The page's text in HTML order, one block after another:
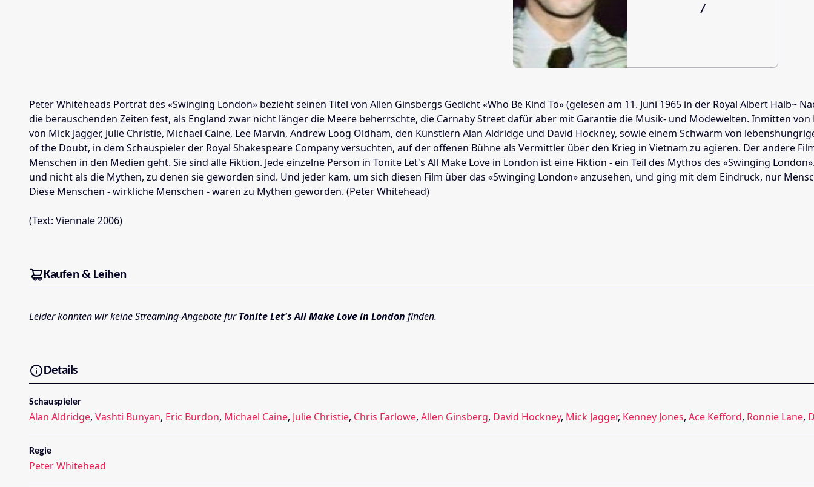
/
Peter Whiteheads Porträt des «Swinging London» bezieht seinen Titel von Allen Ginsbergs Gedicht «Who Be Kind To» (gelesen am 11. Juni 1965 in der Royal Albert Halb~
die berauschenden Zeiten fest, als England zwar nicht länger die Meere beherrschte, die Carnaby Street dafür aber mit Garantie die Musik- und Modewelten. Inmitten
von Mick Jagger, Julie Christie, Michael Caine, Lee Marvin, Andrew Loog Oldham, den Künstlern Alan Aldridge und David Hockney, sowie einem Schwarm von
of the Doubt, in dem Schauspieler der Royal Shakespeare Company versuchten, auf der offenen Bühne als Vermittler über den Krieg in Vietnam zu agieren. Der andere
Menschen in den Medien geht. Sie sind alle Fiktion. Jede einzelne Person in Tonite Let's All Make Love in London ist eine Fiktion - ein Teil des Mythos des «Swinging
und nicht als die Mythen, zu denen sie geworden sind. Und jeder kam, um sich diesen Film über das «Swinging London» anzusehen, und ging mit dem Eindruck, nur
Diese Menschen - wirkliche Menschen - waren zu Mythen geworden. (Peter Whitehead)
(Text: Viennale 2006)
Kaufen & Leihen
Leider konnten wir keine Streaming-Angebote fürTonite Let's All Make Love in London finden.
Details
Schauspieler
Alan Aldridge, Vashti Bunyan, Eric Burdon, Michael Caine, Julie Christie, Chris Farlowe, Allen Ginsberg, David Hockney, Mick Jagger, Kenney Jones, Ace Kefford, Ronnie Lane,
Regie
Peter Whitehead